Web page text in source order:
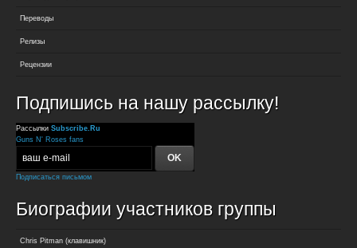
Переводы
Релизы
Рецензии
Подпишись на нашу рассылку!
Рассылки Subscribe.Ru
Guns N' Roses fans
Подписаться письмом
Биографии участников группы
Chris Pitman (клавишник)